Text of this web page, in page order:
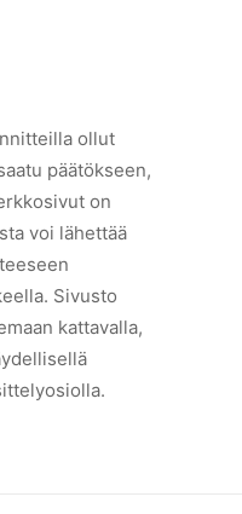
ollut
päätökseen,
on
voi lähettää
Sivusto
kattavalla,